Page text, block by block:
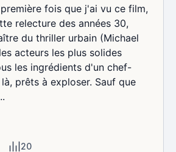
fois que j'ai vu ce film,
relecture des années 30,
du thriller urbain (Michael
acteurs les plus solides
les ingrédients d'un chef-
prêts à exploser. Sauf que
20